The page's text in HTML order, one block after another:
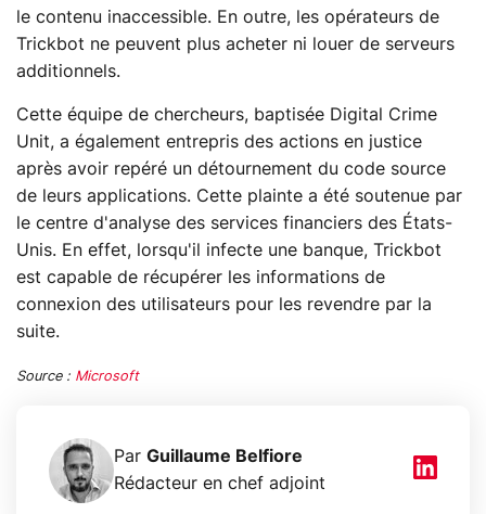
le contenu inaccessible. En outre, les opérateurs de
Trickbot ne peuvent plus acheter ni louer de serveurs
additionnels.
Cette équipe de chercheurs, baptisée Digital Crime
Unit, a également entrepris des actions en justice
après avoir repéré un détournement du code source
de leurs applications. Cette plainte a été soutenue par
le centre d'analyse des services financiers des États-
Unis. En effet, lorsqu'il infecte une banque, Trickbot
est capable de récupérer les informations de
connexion des utilisateurs pour les revendre par la
suite.
Source : Microsoft
Par Guillaume Belfiore
Rédacteur en chef adjoint